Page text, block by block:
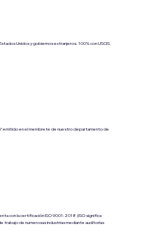
Unidos y gobiernos extranjeros. 100% con USCIS.
emitido en el membrete de nuestro departamento de
con la certificación ISO 9001:2018 (ISO significa
trabajo de numerosas industrias mediante auditorías